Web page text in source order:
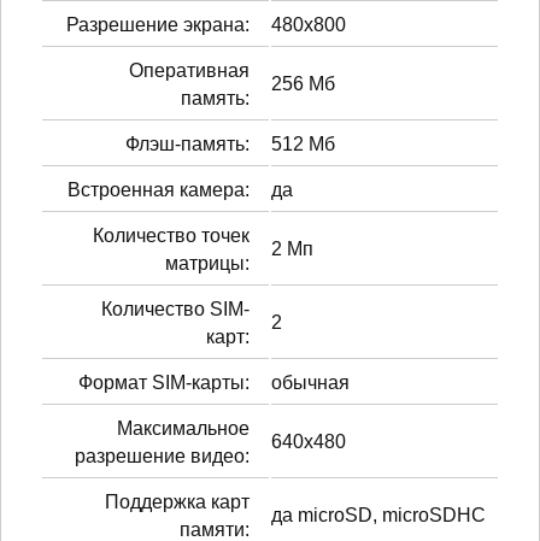
Разрешение экрана: 480x800
Оперативная
память:
256 Мб
Флэш-память: 512 Мб
Встроенная камера: да
Количество точек
матрицы:
2 Мп
Количество SIM-
карт:
2
Формат SIM-карты: обычная
Максимальное
разрешение видео:
640x480
Поддержка карт
памяти:
да microSD, microSDHC